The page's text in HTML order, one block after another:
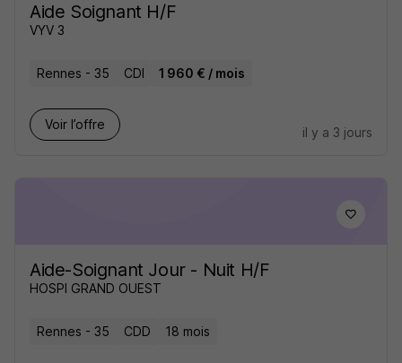
Aide Soignant H/F
VYV 3
Rennes - 35 CDI 1 960 € / mois
Voir l’offre
il y a 3 jours
Aide-Soignant Jour - Nuit H/F
HOSPI GRAND OUEST
Rennes - 35 CDD 18 mois